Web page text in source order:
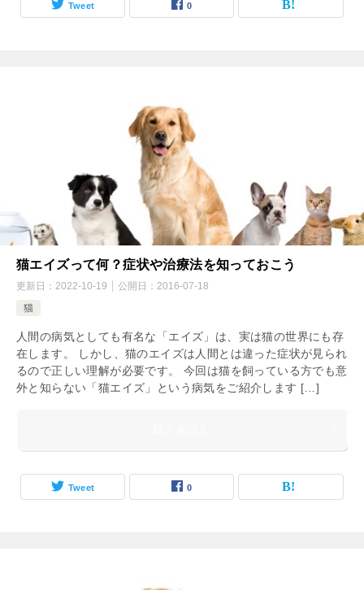
Tweet 0
猫エイズって何？症状や治療法を知っておこう
更新日： 2022-10-19 公開日： 2016-07-18
猫
人間の病気としても有名な「エイズ」は、実は猫の世界にも存
在します。 しかし、猫のエイズは人間とは違った症状が見られ
るので正しい理解が必要です。 今回は猫を飼っている方でも意
外と知らない「猫エイズ」という病気をご紹介します […]
Tweet 0